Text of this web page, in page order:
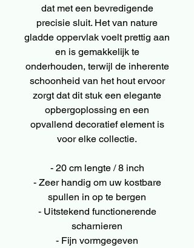
dat met een bevredigende
precisie sluit. Het van nature
gladde oppervlak voelt prettig aan
en is gemakkelijk te
onderhouden, terwijl de inherente
schoonheid van het hout ervoor
zorgt dat dit stuk een elegante
opbergoplossing en een
opvallend decoratief element is
voor elke collectie.
- 20 cm lengte / 8 inch
- Zeer handig om uw kostbare
spullen in op te bergen
- Uitstekend functionerende
scharnieren
- Fijn vormgegeven